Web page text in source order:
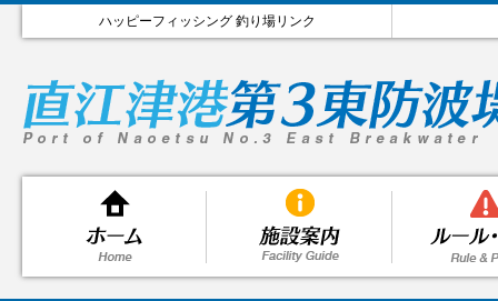
ハッピーフィッシング 釣り場リンク